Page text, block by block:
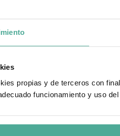
propias y de terceros con
funcionamiento y uso